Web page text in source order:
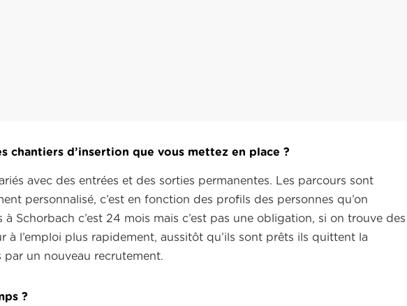
chantiers d’insertion que vous mettez en place ?
avec des entrées et des sorties permanentes. Les parcours sont
personnalisé, c’est en fonction des profils des personnes qu’on
Schorbach c’est 24 mois mais c’est pas une obligation, si on trouve des
l’emploi plus rapidement, aussitôt qu’ils sont prêts ils quittent la
un nouveau recrutement.
?